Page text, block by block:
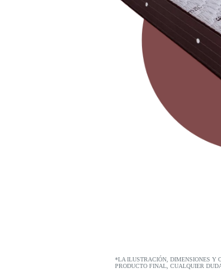
*LA ILUSTRACIÓN, DIMENSIONES Y
PRODUCTO FINAL, CUALQUIER